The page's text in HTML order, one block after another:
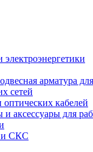
электроэнергетики
арматура
сетей
кабелей
аксессуары для
и СКС